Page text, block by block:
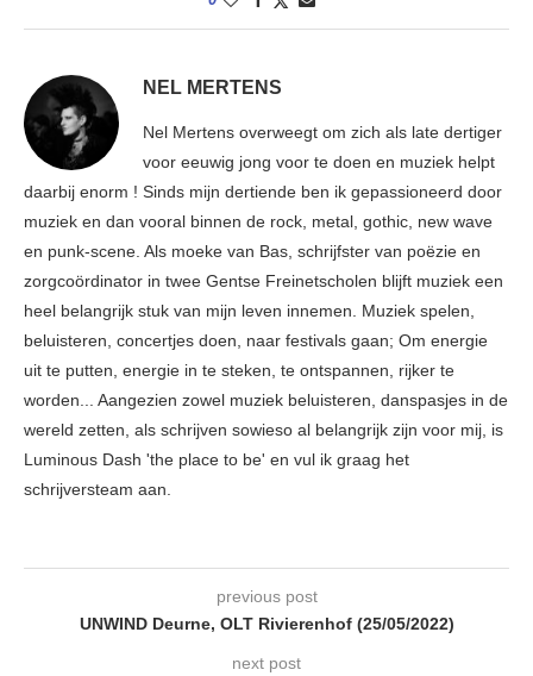
NEL MERTENS
Nel Mertens overweegt om zich als late dertiger
voor eeuwig jong voor te doen en muziek helpt
daarbij enorm ! Sinds mijn dertiende ben ik gepassioneerd door
muziek en dan vooral binnen de rock, metal, gothic, new wave
en punk-scene. Als moeke van Bas, schrijfster van poëzie en
zorgcoördinator in twee Gentse Freinetscholen blijft muziek een
heel belangrijk stuk van mijn leven innemen. Muziek spelen,
beluisteren, concertjes doen, naar festivals gaan; Om energie
uit te putten, energie in te steken, te ontspannen, rijker te
worden... Aangezien zowel muziek beluisteren, danspasjes in de
wereld zetten, als schrijven sowieso al belangrijk zijn voor mij, is
Luminous Dash 'the place to be' en vul ik graag het
schrijversteam aan.
previous post
UNWIND Deurne, OLT Rivierenhof (25/05/2022)
next post